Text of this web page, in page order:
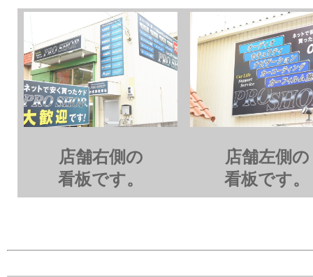
店舗右側の
看板です。
店舗左側の
看板です。